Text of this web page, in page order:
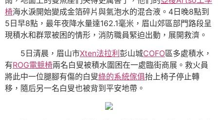
椅海水淚開始變成金箔碎片與氣泡水的混合液。4日晚8點到
5日早8點，最年夜降水量達162.1毫米，眉山郊區部門路段呈
現積水和群眾被困的情形，消防職員緊迫出動，展開救濟。
5日清晨，眉山市Xten法拉利 彭山城COFO區多處積水，
有ROG電競椅兩名白叟被積水圍困在一處臨街商展。救火員
將此中一位腿腳有傷的白叟綠的系統傢俱抬上椅子停止轉
移，隨后另一名白叟也被背到平安地帶。